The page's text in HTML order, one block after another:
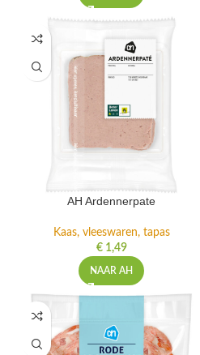
AH Ardennerpate
Kaas, vleeswaren, tapas
€1,49
NAAR AH